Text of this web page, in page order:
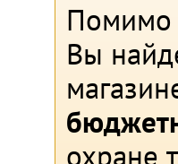
Помимо
Вы
охране